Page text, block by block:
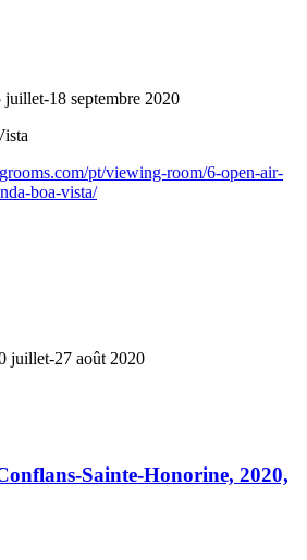
18 septembre 2020
pt/viewing-room/6-open-air-
boa-vista/
juillet-27 août 2020
Sainte-Honorine, 2020,